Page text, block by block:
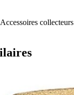
Accessoires collecteurs